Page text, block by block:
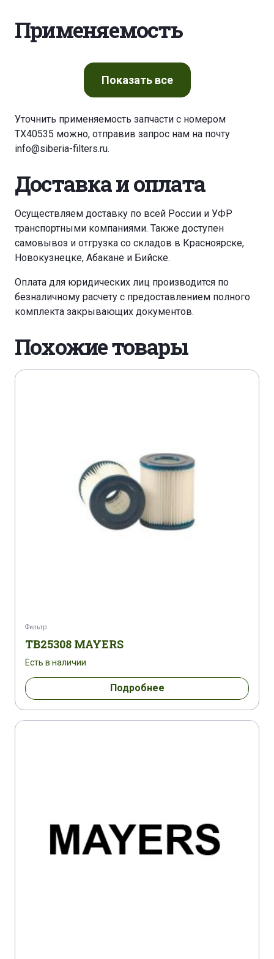
Применяемость
Показатьвсе
Уточнить применяемость запчасти с номером
TX40535 можно, отправив запрос нам на почту
info@siberia-filters.ru.
Доставка и оплата
Осуществляем доставку по всей России и УФР
транспортными компаниями. Также доступен
самовывоз и отгрузка со складов в Красноярске,
Новокузнецке, Абакане и Бийске.
Оплата для юридических лиц производится по
безналичному расчету с предоставлением полного
комплекта закрывающих документов.
Похожие товары
Фильтр
TB25308 MAYERS
Есть в наличии
Подробнее